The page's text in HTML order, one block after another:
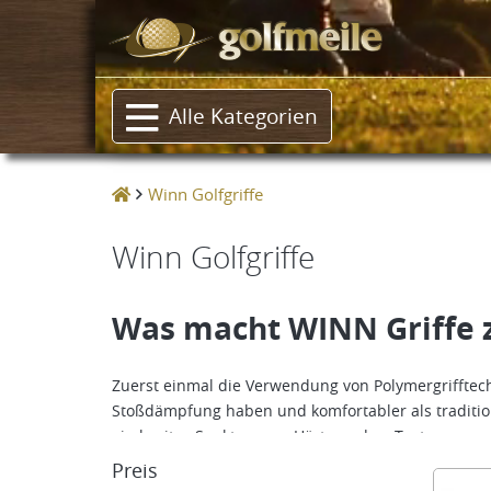
Alle Kategorien
Winn Golfgriffe
Winn Golfgriffe
Was macht WINN
Zuerst einmal die Verwendung von
Stoßdämpfung haben und komfortabler als
ein breites Spektrum an Härtegraden, Texturen
Preis